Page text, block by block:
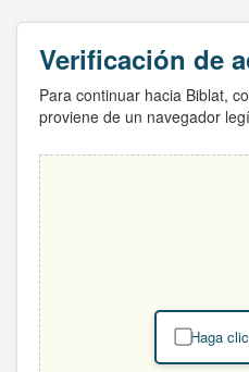
Verificación de
Para continuar hacia Biblat,
proviene de un navegador
Haga